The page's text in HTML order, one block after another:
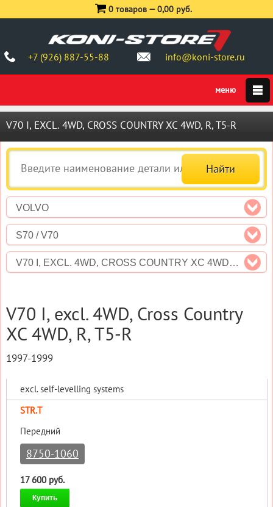
+7 (926) 887-55-88 info@koni-store.ru
0 товаров —0,00 руб.
V70 I, EXCL. 4WD, CROSS COUNTRY XC 4WD, R, T5-R
VOLVO
S70 / V70
V70 I, EXCL. 4WD, CROSS COUNTRY XC 4WD, R, T5-R
V70 I, excl. 4WD, Cross Country
XC 4WD, R, T5-R
1997-1999
excl. self-levelling systems
STR.T
Передний
8750-1060
17 600 руб.
Купить